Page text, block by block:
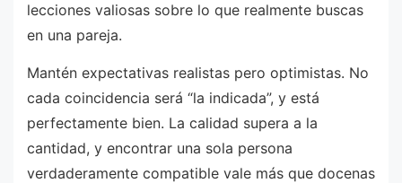
lecciones valiosas sobre lo que realmente buscas
en una pareja.
Mantén expectativas realistas pero optimistas. No
cada coincidencia será “la indicada”, y está
perfectamente bien. La calidad supera a la
cantidad, y encontrar una sola persona
verdaderamente compatible vale más que docenas